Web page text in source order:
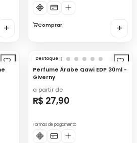
+ Comprar +
Destaque
Perfume Árabe Qawi EDP 30ml -
Giverny
a partir de
R$ 27,90
Formas de pagamento